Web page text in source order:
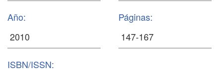
Año: Páginas:
ISBN/ISSN: